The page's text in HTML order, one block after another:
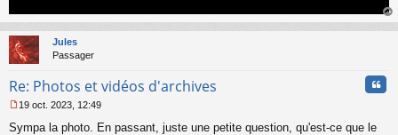
au
Jules
Passager
Re: Photos et vidéos d'archives
e
19 oct. 2023, 12:49
Sympa la photo. En passant, juste une petite question, qu'est-ce que le